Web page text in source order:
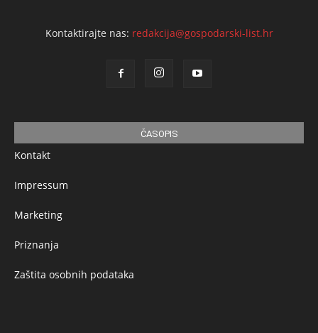
Kontaktirajte nas: redakcija@gospodarski-list.hr
ČASOPIS
Kontakt
Impressum
Marketing
Priznanja
Zaštita osobnih podataka